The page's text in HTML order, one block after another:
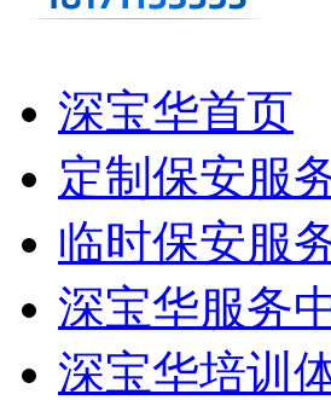
深宝华首页
定制保安服
临时保安服
深宝华服务
深宝华培训